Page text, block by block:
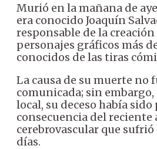
Murió en la mañana de
era conocido Joaquín
responsable de la
personajes gráficos más
conocidos de las tiras
La causa de su muerte no
comunicada; sin
local, su deceso había
consecuencia del reciente
cerebrovascular que
días.